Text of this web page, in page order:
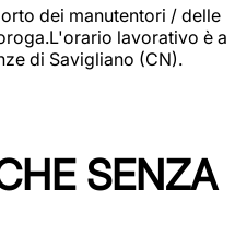
dei manutentori / delle
lavorativo è a
di Savigliano (CN).
SENZA